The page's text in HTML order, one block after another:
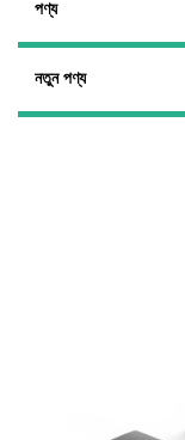
পণ্য
নতুন পণ্য